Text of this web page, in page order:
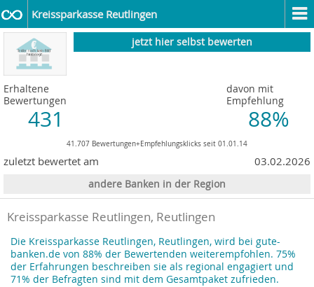
Kreissparkasse Reutlingen
jetzt hier selbst bewerten
Erhaltene
Bewertungen
431
davon mit
Empfehlung
88%
41.707 Bewertungen+Empfehlungsklicks seit 01.01.14
zuletzt bewertet am 03.02.2026
andere Banken in der Region
Kreissparkasse Reutlingen, Reutlingen
Die Kreissparkasse Reutlingen, Reutlingen, wird bei gute-
banken.de von 88% der Bewertenden weiterempfohlen. 75%
der Erfahrungen beschreiben sie als regional engagiert und
71% der Befragten sind mit dem Gesamtpaket zufrieden.